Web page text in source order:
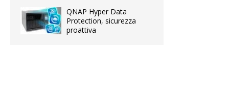
QNAP Hyper Data
Protection, sicurezza
proattiva